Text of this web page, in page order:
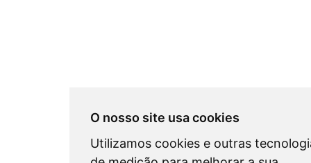
O nosso site usa cookies
Utilizamos cookies e outras